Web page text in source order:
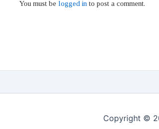
You must be logged in to post a comment.
Copyright ©